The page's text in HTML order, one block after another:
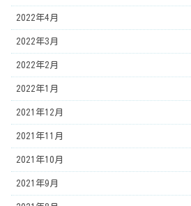
2022年4月
2022年3月
2022年2月
2022年1月
2021年12月
2021年11月
2021年10月
2021年9月